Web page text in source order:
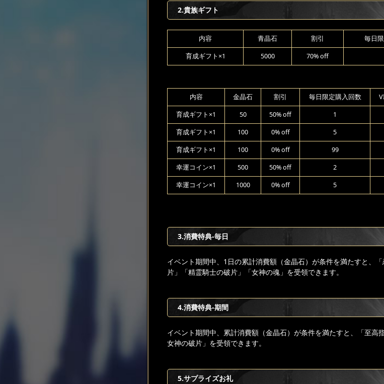
2.貴族ギフト
内容 青晶石 割引 毎日
育成ギフト×1 5000 70% off
内容 金晶石 割引 毎日限定購入回数
育成ギフト×1 50 50% off 1
育成ギフト×1 100 0% off 5
育成ギフト×1 100 0% off 99
幸運コイン×1 500 50% off 2
幸運コイン×1 1000 0% off 5
3.消費特典-毎日
イベント期間中、1日の累計消費額（金晶石）が条件を満たすと、
片」「精霊騎士の破片」「女神の魂」を受領できます。
4.消費特典-期間
イベント期間中、累計消費額（金晶石）が条件を満たすと、「至高
女神の破片」を受領できます。
5.サプライズお礼